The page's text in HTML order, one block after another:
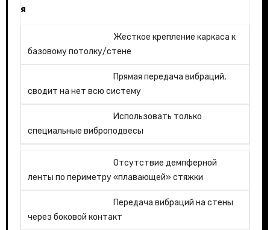
я
Жесткое крепление каркаса к
базовому потолку/стене
Прямая передача вибраций,
сводит на нет всю систему
Использовать только
специальные виброподвесы
Отсутствие демпферной
ленты по периметру «плавающей» стяжки
Передача вибраций на стены
через боковой контакт